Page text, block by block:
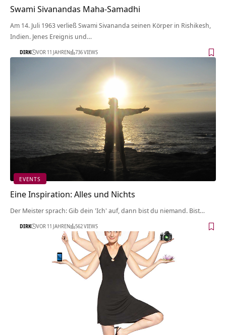
Swami Sivanandas Maha-Samadhi
Am 14. Juli 1963 verließ Swami Sivananda seinen Körper in Rishikesh,
Indien. Jenes Ereignis und…
DIRK VOR 11 JAHREN 736 VIEWS
EVENTS
Eine Inspiration: Alles und Nichts
Der Meister sprach: Gib dein 'Ich' auf, dann bist du niemand. Bist…
DIRK VOR 11 JAHREN 562 VIEWS